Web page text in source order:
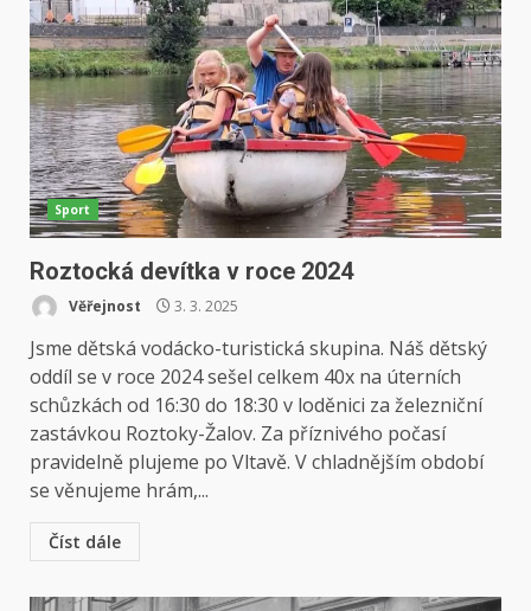
Sport
Roztocká devítka v roce 2024
Věřejnost 3. 3. 2025
Jsme dětská vodácko-turistická skupina. Náš dětský
oddíl se v roce 2024 sešel celkem 40x na úterních
schůzkách od 16:30 do 18:30 v loděnici za železniční
zastávkou Roztoky-Žalov. Za příznivého počasí
pravidelně plujeme po Vltavě. V chladnějším období
se věnujeme hrám,...
Číst dále